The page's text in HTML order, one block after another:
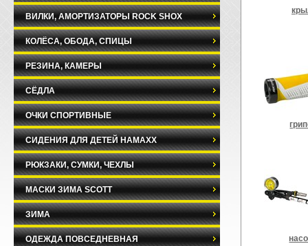
ВИЛКИ, АМОРТИЗАТОРЫ ROCK SHOX
КОЛЁСА, ОБОДА, СПИЦЫ
РЕЗИНА, КАМЕРЫ
СЁДЛА
ОЧКИ СПОРТИВНЫЕ
СИДЕНИЯ ДЛЯ ДЕТЕЙ HAMAXX
РЮКЗАКИ, СУМКИ, ЧЕХЛЫ
МАСКИ ЗИМА SCOTT
ЗИМА
ОДЕЖДА ПОВСЕДНЕВНАЯ